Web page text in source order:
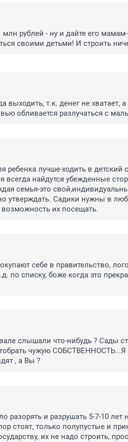
рублей - ну и дайте его
своими детьми! И строить
т.к. денег не хватает, а
обливается разлучаться с
ребенка лучше-ходить в детский
всегда найдутся убежденные
семья-это
утверждать. Садики нужны в
их посещать.
себе в правительство,
по списку, боже когда это
слышали что-нибудь ? Сады
чужую
, а Вы ?
разорять и разрушать 5-7-10 лет
стоят, только полупустые и
их не надо строить,